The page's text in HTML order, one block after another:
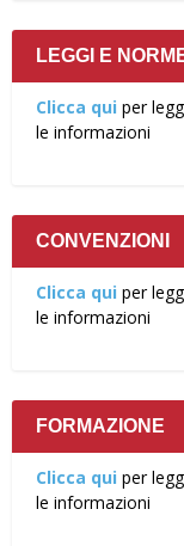
LEGGI E
Clicca qui per
le informazioni
CONVENZIONI
Clicca qui per
le informazioni
FORMAZIONE
Clicca qui per
le informazioni